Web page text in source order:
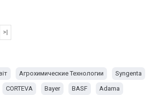
>|
Агрохимические Технологии Syngenta
CORTEVA Bayer BASF Adama